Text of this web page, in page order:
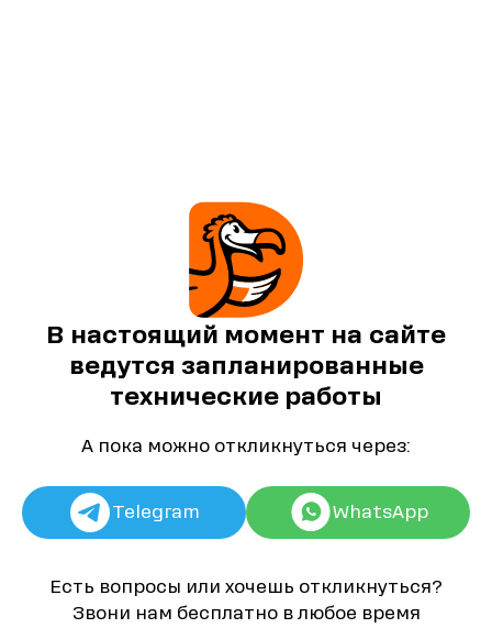
В настоящий момент на сайте
ведутся запланированные
технические работы
А пока можно откликнуться через:
Telegram WhatsApp
Есть вопросы или хочешь откликнуться?
Звони нам бесплатно в любое время